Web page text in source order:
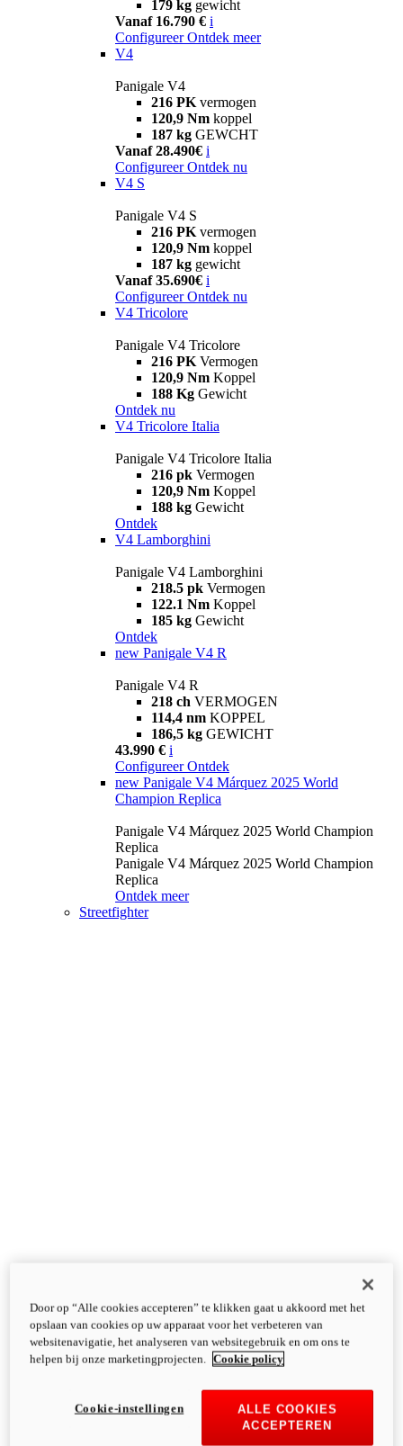
179 kg gewicht
Vanaf 16.790 € i
Configureer Ontdek meer
V4
Panigale V4
216 PK vermogen
120,9 Nm koppel
187 kg GEWCHT
Vanaf 28.490€ i
Configureer Ontdek nu
V4 S
Panigale V4 S
216 PK vermogen
120,9 Nm koppel
187 kg gewicht
Vanaf 35.690€ i
Configureer Ontdek nu
V4 Tricolore
Panigale V4 Tricolore
216 PK Vermogen
120,9 Nm Koppel
188 Kg Gewicht
Ontdek nu
V4 Tricolore Italia
Panigale V4 Tricolore Italia
216 pk Vermogen
120,9 Nm Koppel
188 kg Gewicht
Ontdek
V4 Lamborghini
Panigale V4 Lamborghini
218.5 pk Vermogen
122.1 Nm Koppel
185 kg Gewicht
Ontdek
new Panigale V4 R
Panigale V4 R
218 ch VERMOGEN
114,4 nm KOPPEL
186,5 kg GEWICHT
43.990 € i
Configureer Ontdek
new Panigale V4 Márquez 2025 World
Champion Replica
Panigale V4 Márquez 2025 World Champion
Replica
Panigale V4 Márquez 2025 World Champion
Replica
Ontdek meer
Streetfighter
Door op “Alle cookies accepteren” te klikken gaat u akkoord met het
opslaan van cookies op uw apparaat voor het verbeteren van
websitenavigatie, het analyseren van websitegebruik en om ons te
helpen bij onze marketingprojecten.
Cookie policy
ALLE COOKIES
ACCEPTEREN
Cookie-instellingen